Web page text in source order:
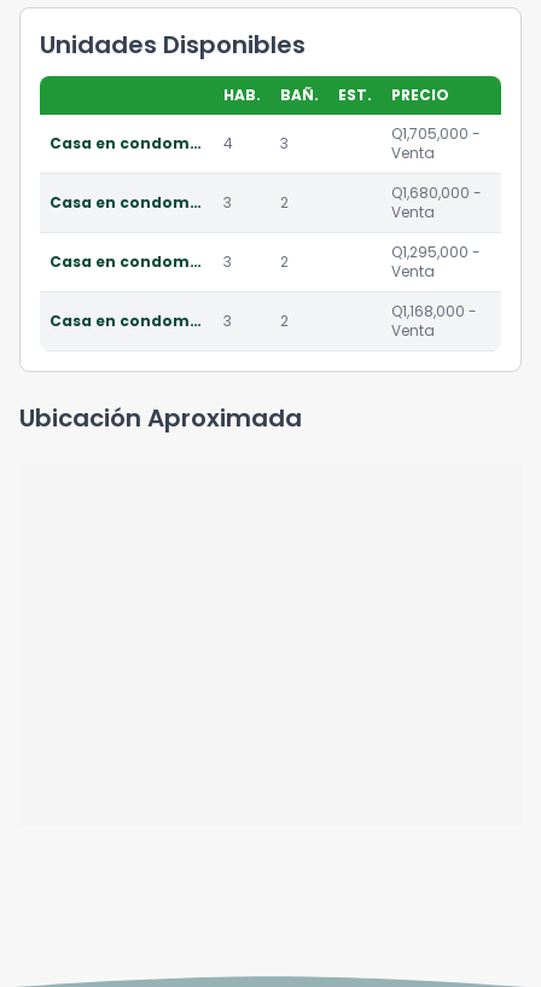
Unidades Disponibles
HAB. BAÑ. EST. PRECIO
Casa en condominio residencial en venta en km 16 caes 4 3
Q1,705,000 -
Venta
Casa en condominio residencial en venta en km 16 caes 3 2
Q1,680,000 -
Venta
Casa en condominio residencial en venta en km 16 caes 3 2
Q1,295,000 -
Venta
Casa en condominio residencial en venta en km 16 caes 3 2
Q1,168,000 -
Venta
Ubicación Aproximada